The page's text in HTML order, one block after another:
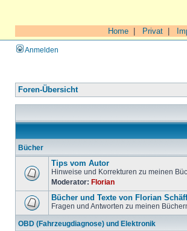
Home Privat
Anmelden
Foren-Übersicht
Bücher
Tips vom Autor
Hinweise und Korrekturen zu meinen
Moderator: Florian
Bücher und Texte von Florian
Fragen und Antworten zu meinen
OBD (Fahrzeugdiagnose) und Elektronik